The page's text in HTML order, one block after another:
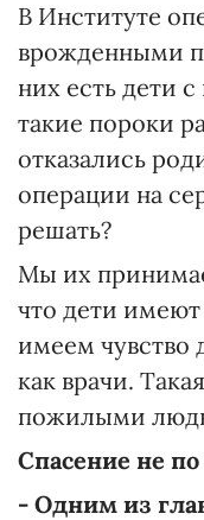
В Институте
врожденными
них есть дети
такие пороки
отказались
операции на
решать?
Мы их
что дети
имеем чувство
как врачи.
пожилыми
Спасение не
- Одним из